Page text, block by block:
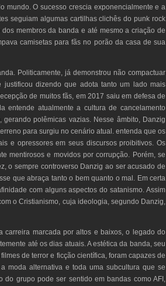
mundo. O sucesso crescia exponencialmente e a
seguiam algumas cartilhas clichês do punk rock
membros da banda e até mesmo a criação de
camisetas para fãs no porão da casa de sua
Politicamente, já demonstrou não compactuar
dizendo que adota tanto um lado mais
de muitos fãs, em 2017 saiu em defesa de
entende atualmente a cultura de cancelamento
polêmicas vazias. Nesse âmbito, Danzig
para surgiu no cenário atual. entenda que os
e opressores em seus discursos proibitivos. Os
mentirosos e movidos por corrupção. Porém, se
o sempre controverso Danzig ao ser acusado de
que abraça tanto o bem quanto o mal. Em certa
com alguns aspectos do satanismo. Assim
o Cristianismo, cuja ideologia, segundo Danzig,
carreira marcada por altos e baixos, o legado do
até os dias atuais. A estética da banda, seu
de terror e ficção científica, foram capazes de
moda alternativa e toda uma subcultura que se
do grupo pode ser sentido em bandas como AFI,